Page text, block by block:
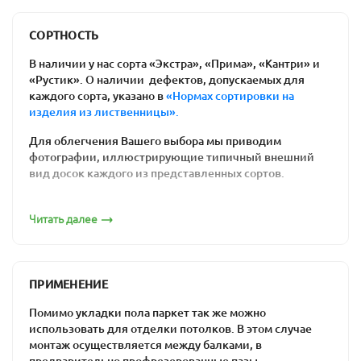
простудятся, резвясь на полу. Возникновение
не грозит.
Соблюдение экологических требований к
материалам отделки внутри помещений.
Доска состоит целиком из натуральной
древесины.
Простота ремонта напольного покрытия: вам
новые.
дорогим, чем половая доска из предлагаемых
нами пород древесины. Встречаются и
уникальные по стоимости товары -дешевая
паркетная досказа счет низкого сорта. При
СОРТНОСТЬ
В наличии у нас сорта «Экстра», «Прима», «Кантри» и
«Рустик». О наличии дефектов, допускаемых для
каждого сорта, указано в«Нормах сортировки на
изделия из лиственницы».
Для облегчения Вашего выбора мы приводим
фотографии, иллюстрирующие типичный внешний
вид досок каждого из представленных сортов.
Читать далее
ПРИМЕНЕНИЕ
Помимо укладки пола паркет так же можно
использовать для отделки потолков. В этом случае
монтаж осуществляется между балками, в